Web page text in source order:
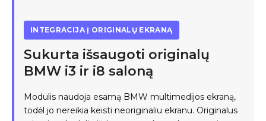
INTEGRACIJA Į ORIGINALŲ EKRANĄ
Sukurta išsaugoti originalų
BMW i3 ir i8 saloną
Modulis naudoja esamą BMW multimedijos ekraną,
todėl jo nereikia keisti neoriginaliu ekranu. Originalus